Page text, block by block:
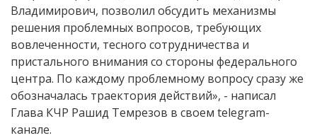
Владимирович, позволил обсудить механизмы
решения проблемных вопросов, требующих
вовлеченности, тесного сотрудничества и
пристального внимания со стороны федерального
центра. По каждому проблемному вопросу сразу же
обозначалась траектория действий», - написал
Глава КЧР Рашид Темрезов в своем telegram-
канале.